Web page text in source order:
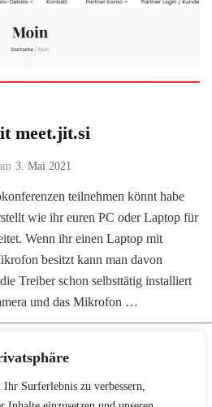
Surferlebnis zu verbessern,
meet.jit.si
3. Mai 2021
teilnehmen könnt habe
wie ihr euren PC oder Laptop für
Wenn ihr einen Laptop mit
besitzt kann man davon
Treiber schon selbsttätig installiert
und das Mikrofon …
ist Ihre freiwillige Zustimmung zu
notwendig. Bitte erklären Sie diese durch